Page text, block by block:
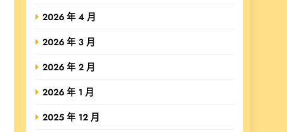
2026 年 4 月
2026 年 3 月
2026 年 2 月
2026 年 1 月
2025 年 12 月